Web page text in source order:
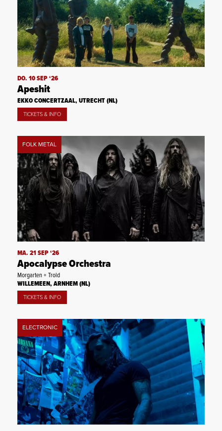
DO. 10 SEP ‘26
Apeshit
EKKO CONCERTZAAL, UTRECHT (NL)
TICKETS & INFO
FOLK METAL
MA. 21 SEP ‘26
Apocalypse Orchestra
Morgarten + Trold
WILLEMEEN, ARNHEM (NL)
TICKETS & INFO
ELECTRONIC